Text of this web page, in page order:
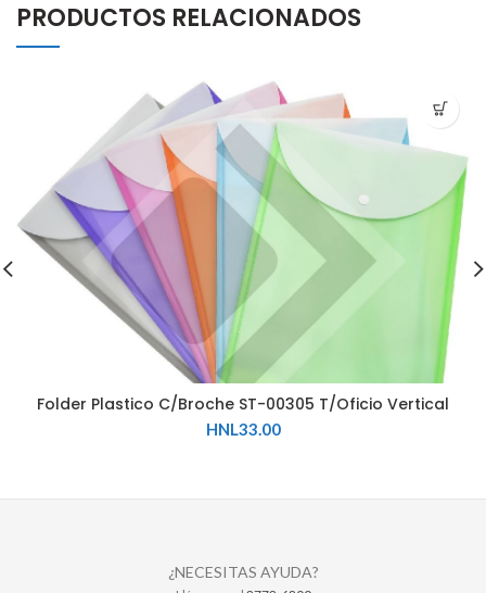
PRODUCTOS RELACIONADOS
Folder Plastico C/Broche ST-00305 T/Oficio Vertical
HNL33.00
¿NECESITAS AYUDA?